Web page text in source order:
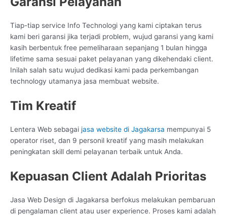
Tiap-tiap service Info Technologi yang kami ciptakan terus
kami beri garansi jika terjadi problem, wujud garansi yang kami
kasih berbentuk free pemeliharaan sepanjang 1 bulan hingga
lifetime sama sesuai paket pelayanan yang dikehendaki client.
Inilah salah satu wujud dedikasi kami pada perkembangan
technology utamanya jasa membuat website.
Tim Kreatif
Lentera Web sebagai jasa website di Jagakarsa mempunyai 5
operator riset, dan 9 personil kreatif yang masih melakukan
peningkatan skill demi pelayanan terbaik untuk Anda.
Kepuasan Client Adalah Prioritas
Jasa Web Design di Jagakarsa berfokus melakukan pembaruan
di pengalaman client atau user experience. Proses kami adalah